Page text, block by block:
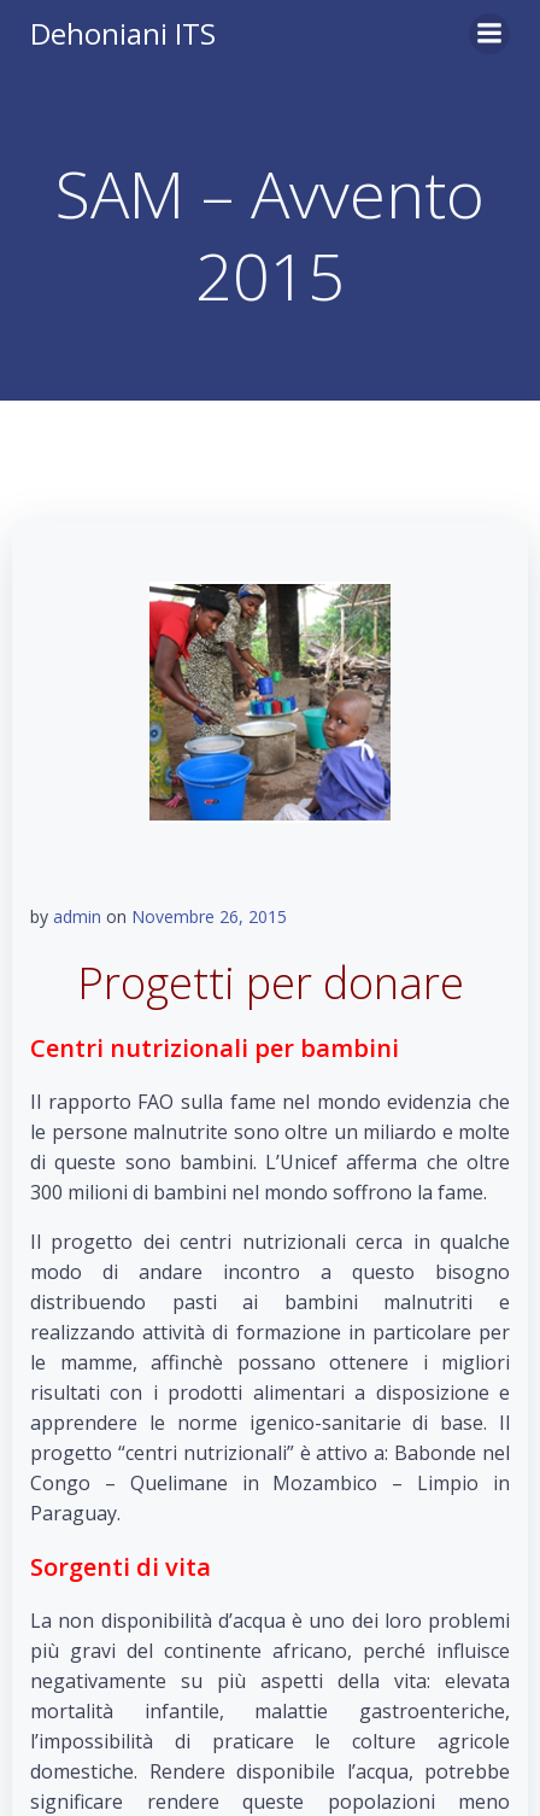
Dehoniani ITS
SAM – Avvento
2015
by admin on Novembre 26, 2015
Progetti per donare
Centri nutrizionali per bambini
Il rapporto FAO sulla fame nel mondo evidenzia che
le persone malnutrite sono oltre un miliardo e molte
di queste sono bambini. L’Unicef afferma che oltre
300 milioni di bambini nel mondo soffrono la fame.
Il progetto dei centri nutrizionali cerca in qualche
modo di andare incontro a questo bisogno
distribuendo pasti ai bambini malnutriti e
realizzando attività di formazione in particolare per
le mamme, affinchè possano ottenere i migliori
risultati con i prodotti alimentari a disposizione e
apprendere le norme igenico-sanitarie di base. Il
progetto “centri nutrizionali” è attivo a: Babonde nel
Congo – Quelimane in Mozambico – Limpio in
Paraguay.
Sorgenti di vita
La non disponibilità d’acqua è uno dei loro problemi
più gravi del continente africano, perché influisce
negativamente su più aspetti della vita: elevata
mortalità infantile, malattie gastroenteriche,
l’impossibilità di praticare le colture agricole
domestiche. Rendere disponibile l’acqua, potrebbe
significare rendere queste popolazioni meno